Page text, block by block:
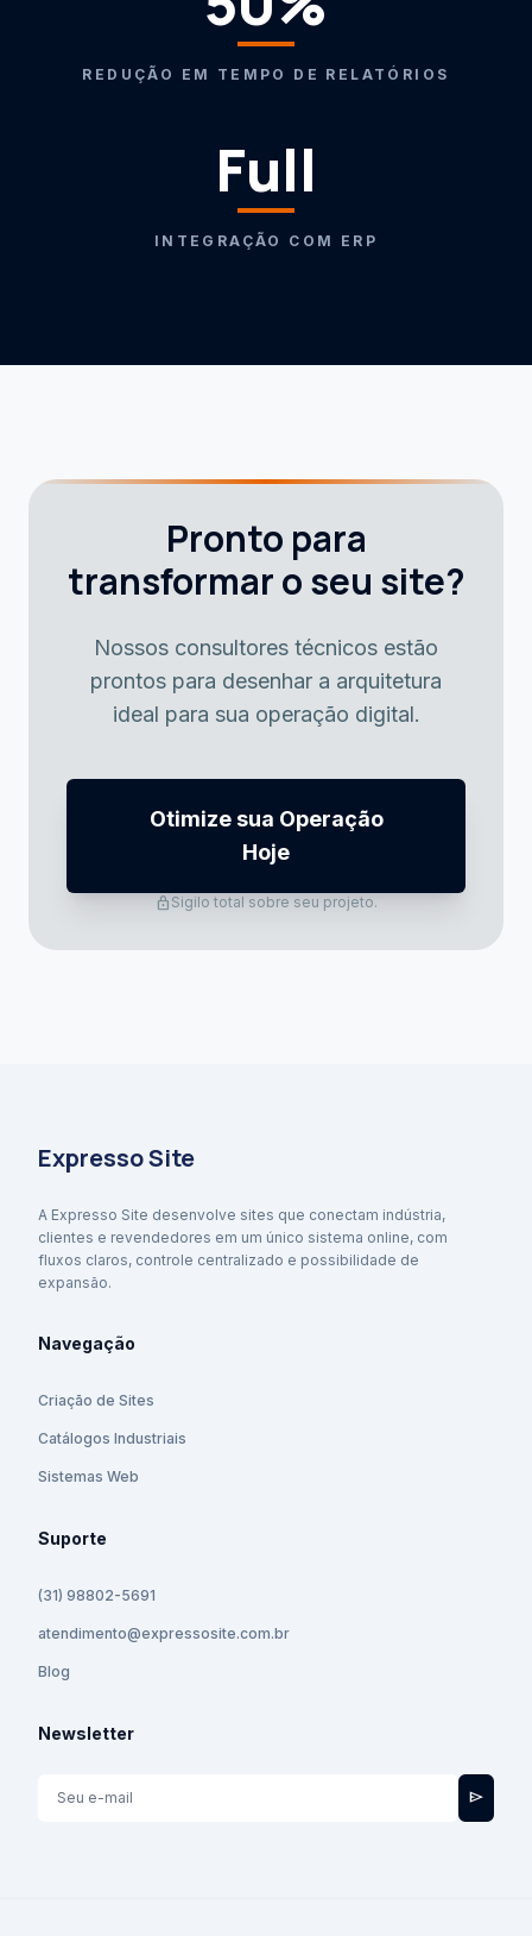
REDUÇÃO EM TEMPO DE RELATÓRIOS
Full
INTEGRAÇÃO COM ERP
Pronto para
transformar o seu site?
Nossos consultores técnicos estão
prontos para desenhar a arquitetura
ideal para sua operação digital.
Otimize sua Operação
Hoje
lock Sigilo total sobre seu projeto.
Expresso Site
A Expresso Site desenvolve sites que conectam indústria,
clientes e revendedores em um único sistema online, com
fluxos claros, controle centralizado e possibilidade de
expansão.
Navegação
Criação de Sites
Catálogos Industriais
Sistemas Web
Suporte
(31) 98802-5691
atendimento@expressosite.com.br
Blog
Newsletter
send